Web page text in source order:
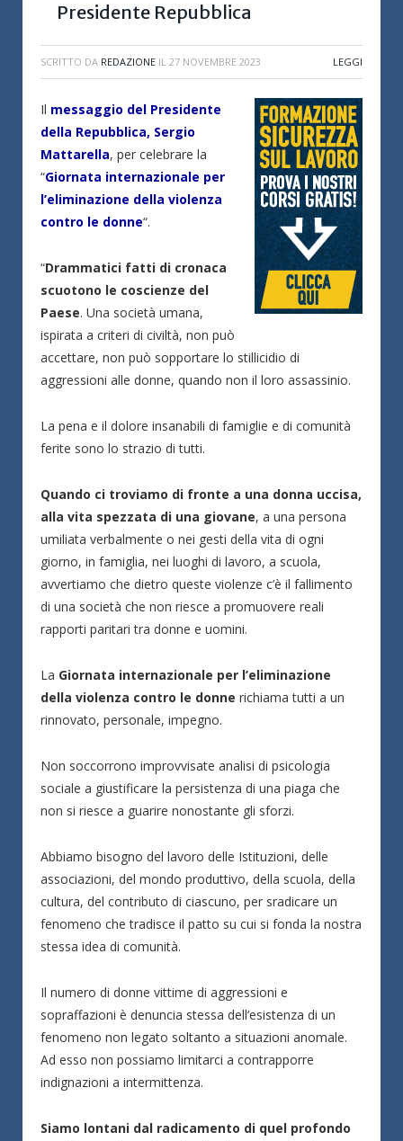
Presidente Repubblica
SCRITTO DA REDAZIONE IL 27 NOVEMBRE 2023 LEGGI
Il messaggio del Presidente
della Repubblica, Sergio
Mattarella, per celebrare la
“Giornata internazionale per
l’eliminazione della violenza
contro le donne“.
“Drammatici fatti di cronaca
scuotono le coscienze del
Paese. Una società umana,
ispirata a criteri di civiltà, non può
accettare, non può sopportare lo stillicidio di
aggressioni alle donne, quando non il loro assassinio.
La pena e il dolore insanabili di famiglie e di comunità
ferite sono lo strazio di tutti.
Quando ci troviamo di fronte a una donna uccisa,
alla vita spezzata di una giovane, a una persona
umiliata verbalmente o nei gesti della vita di ogni
giorno, in famiglia, nei luoghi di lavoro, a scuola,
avvertiamo che dietro queste violenze c’è il fallimento
di una società che non riesce a promuovere reali
rapporti paritari tra donne e uomini.
La Giornata internazionale per l’eliminazione
della violenza contro le donne richiama tutti a un
rinnovato, personale, impegno.
Non soccorrono improvvisate analisi di psicologia
sociale a giustificare la persistenza di una piaga che
non si riesce a guarire nonostante gli sforzi.
Abbiamo bisogno del lavoro delle Istituzioni, delle
associazioni, del mondo produttivo, della scuola, della
cultura, del contributo di ciascuno, per sradicare un
fenomeno che tradisce il patto su cui si fonda la nostra
stessa idea di comunità.
Il numero di donne vittime di aggressioni e
sopraffazioni è denuncia stessa dell’esistenza di un
fenomeno non legato soltanto a situazioni anomale.
Ad esso non possiamo limitarci a contrapporre
indignazioni a intermittenza.
Siamo lontani dal radicamento di quel profondo